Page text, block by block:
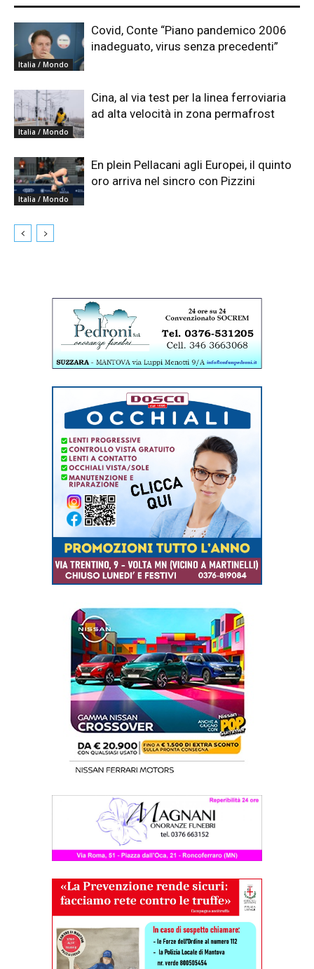
Italia / Mondo
Covid, Conte “Piano pandemico 2006
inadeguato, virus senza precedenti”
Italia / Mondo
Cina, al via test per la linea ferroviaria
ad alta velocità in zona permafrost
Italia / Mondo
En plein Pellacani agli Europei, il quinto
oro arriva nel sincro con Pizzini